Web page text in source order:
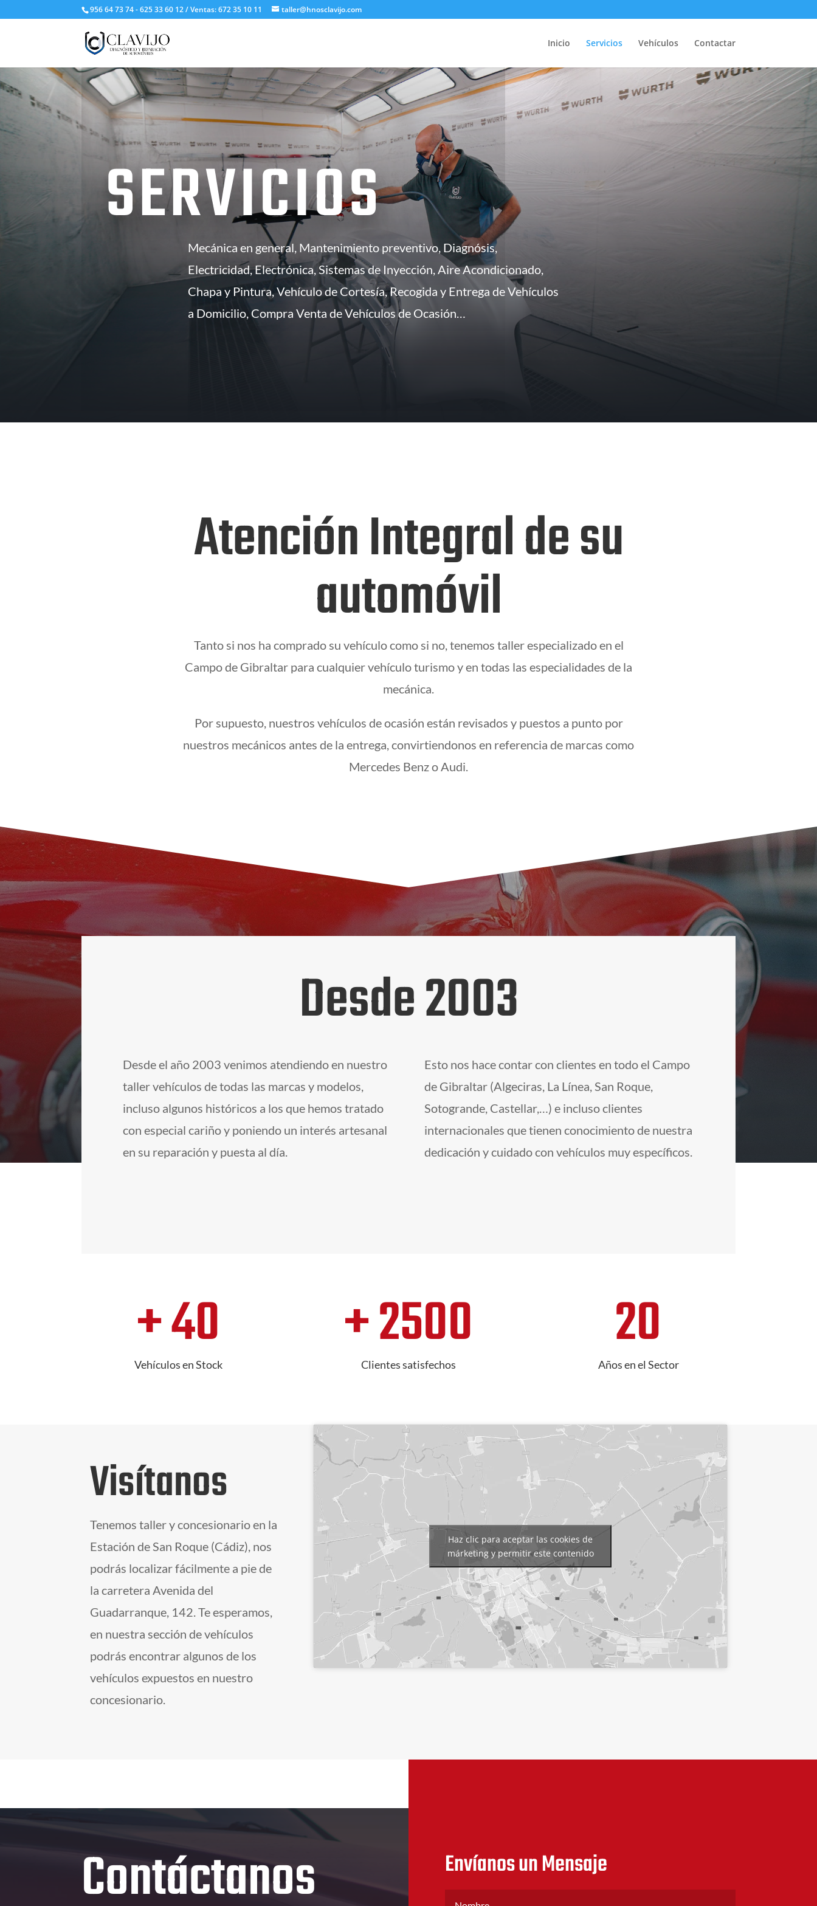
956 64 73 74 - 625 33 60 12 / Ventas: 672 35 10 11 taller@hnosclavijo.com
Inicio Servicios Vehículos Contactar
SERVICIOS
Mecánica en general, Mantenimiento preventivo, Diagnósis,
Electricidad, Electrónica, Sistemas de Inyección, Aire Acondicionado,
Chapa y Pintura, Vehículo de Cortesía, Recogida y Entrega de Vehículos
a Domicilio, Compra Venta de Vehículos de Ocasión…
Atención Integral de su
automóvil
Tanto si nos ha comprado su vehículo como si no, tenemos taller especializado en el
Campo de Gibraltar para cualquier vehículo turismo y en todas las especialidades de la
mecánica.
Por supuesto, nuestros vehículos de ocasión están revisados y puestos a punto por
nuestros mecánicos antes de la entrega, convirtiendonos en referencia de marcas como
Mercedes Benz o Audi.
Desde 2003
Desde el año 2003 venimos atendiendo en nuestro
taller vehículos de todas las marcas y modelos,
incluso algunos históricos a los que hemos tratado
con especial cariño y poniendo un interés artesanal
en su reparación y puesta al día.
Esto nos hace contar con clientes en todo el Campo
de Gibraltar (Algeciras, La Línea, San Roque,
Sotogrande, Castellar,…) e incluso clientes
internacionales que tienen conocimiento de nuestra
dedicación y cuidado con vehículos muy específicos.
+ 40
Vehículos en Stock + 2500
Clientes satisfechos 20
Años en el Sector
Visítanos
Tenemos taller y concesionario en la
Estación de San Roque (Cádiz), nos
podrás localizar fácilmente a pie de
la carretera Avenida del
Guadarranque, 142. Te esperamos,
en nuestra sección de vehículos
podrás encontrar algunos de los
vehículos expuestos en nuestro
concesionario.
Haz clic para aceptar las cookies de
márketing y permitir este contenido
Contáctanos Envíanos un Mensaje